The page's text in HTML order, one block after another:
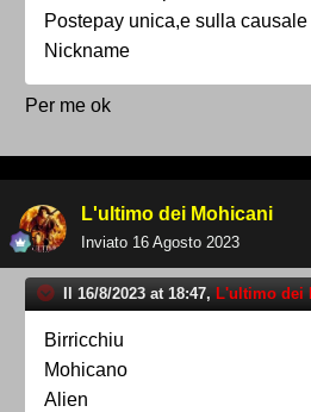
Postepay unica,e sulla causale
Nickname
Per me ok
L'ultimo dei Mohicani
Inviato 16 Agosto 2023
Il 16/8/2023 at 18:47, L'ultimo dei
Birricchiu
Mohicano
Alien